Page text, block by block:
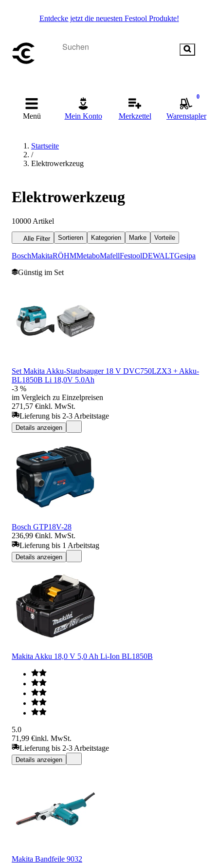
Entdecke jetzt die neuesten Festool Produkte!
Menü Mein Konto Merkzettel
0
Warenstapler
Startseite
/
Elektrowerkzeug
Elektrowerkzeug
10000 Artikel
Alle Filter Sortieren Kategorien Marke Vorteile
BoschMakitaRÖHMMetaboMafellFestoolDEWALTGesipa
Günstig im Set
Set Makita Akku-Staubsauger 18 V DVC750LZX3 + Akku-
BL1850B Li 18,0V 5.0Ah
-3 %
im Vergleich zu Einzelpreisen
271,57 €inkl. MwSt.
Lieferung bis 2-3 Arbeitstage
Details anzeigen
Bosch GTP18V-28
236,99 €inkl. MwSt.
Lieferung bis 1 Arbeitstag
Details anzeigen
Makita Akku 18,0 V 5,0 Ah Li-Ion BL1850B
5.0
71,99 €inkl. MwSt.
Lieferung bis 2-3 Arbeitstage
Details anzeigen
Makita Bandfeile 9032